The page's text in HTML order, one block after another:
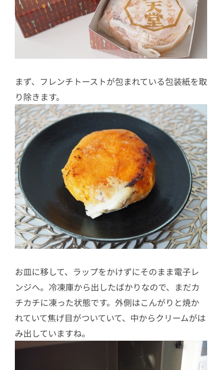
まず、フレンチトーストが包まれている包装紙を取
り除きます。
お皿に移して、ラップをかけずにそのまま電子レ
ンジへ。冷凍庫から出したばかりなので、まだカ
チカチに凍った状態です。外側はこんがりと焼か
れていて焦げ目がついていて、中からクリームがは
み出していますね。